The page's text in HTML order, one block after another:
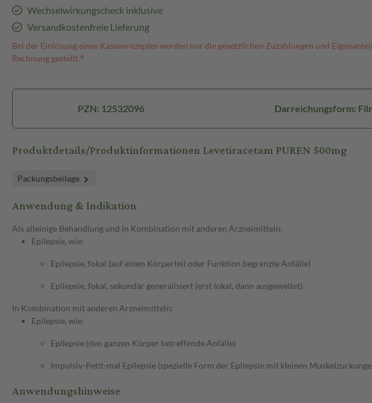
Wechselwirkungscheck inklusive
Versandkostenfreie Lieferung
Bei der Einlösung eines Kassenrezeptes werden nur die gesetzlichen Zuzahlungen und
Rechnung gestellt.⁴
PZN: 12532096 Darreichungsform:
Produktdetails/Produktinformationen Levetiracetam PUREN 500mg
Packungsbeilage
Anwendung & Indikation
Als alleinige Behandlung und in Kombination mit anderen Arzneimitteln:
Epilepsie, wie:
Epilepsie, fokal (auf einen Körperteil oder Funktion begrenzte Anfälle)
Epilepsie, fokal, sekundär generalisiert (erst lokal, dann ausgeweitet)
In Kombination mit anderen Arzneimitteln:
Epilepsie, wie:
Epilepsie (den ganzen Körper betreffende Anfälle)
Impulsiv-Petit-mal Epilepsie (spezielle Form der Epilepsie mit kleinen
Anwendungshinweise